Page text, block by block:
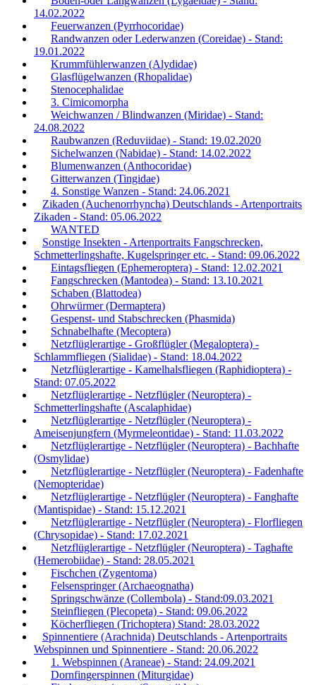
14.02.2022
Feuerwanzen (Pyrrhocoridae)
Randwanzen oder Lederwanzen (Coreidae) - Stand:
19.01.2022
Krummfühlerwanzen (Alydidae)
Glasflügelwanzen (Rhopalidae)
Stenocephalidae
3. Cimicomorpha
Weichwanzen / Blindwanzen (Miridae) - Stand:
24.08.2022
Raubwanzen (Reduviidae) - Stand: 19.02.2020
Sichelwanzen (Nabidae) - Stand: 14.02.2022
Blumenwanzen (Anthocoridae)
Gitterwanzen (Tingidae)
4. Sonstige Wanzen - Stand: 24.06.2021
Zikaden (Auchenorrhyncha) Deutschlands - Artenportraits
Zikaden - Stand: 05.06.2022
WANTED
Sonstige Insekten - Artenportraits Fangschrecken,
Schmetterlingshafte, Kugelspringer etc. - Stand: 09.06.2022
Eintagsfliegen (Ephemeroptera) - Stand: 12.02.2021
Fangschrecken (Mantodea) - Stand: 13.10.2021
Schaben (Blattodea)
Ohrwürmer (Dermaptera)
Gespenst- und Stabschrecken (Phasmida)
Schnabelhafte (Mecoptera)
Netzflüglerartige - Großflügler (Megaloptera) -
Schlammfliegen (Sialidae) - Stand: 18.04.2022
Netzflüglerartige - Kamelhalsfliegen (Raphidioptera) -
Stand: 07.05.2022
Netzflüglerartige - Netzflügler (Neuroptera) -
Schmetterlingshafte (Ascalaphidae)
Netzflüglerartige - Netzflügler (Neuroptera) -
Ameisenjungfern (Myrmeleontidae) - Stand: 11.03.2022
Netzflüglerartige - Netzflügler (Neuroptera) - Bachhafte
(Osmylidae)
Netzflüglerartige - Netzflügler (Neuroptera) - Fadenhafte
(Nemopteridae)
Netzflüglerartige - Netzflügler (Neuroptera) - Fanghafte
(Mantispidae) - Stand: 15.12.2021
Netzflüglerartige - Netzflügler (Neuroptera) - Florfliegen
(Chrysopidae) - Stand: 17.02.2021
Netzflüglerartige - Netzflügler (Neuroptera) - Taghafte
(Hemerobiidae) - Stand: 28.05.2021
Fischchen (Zygentoma)
Felsenspringer (Archaeognatha)
Springschwänze (Collembola) - Stand:09.03.2021
Steinfliegen (Plecopeta) - Stand: 09.06.2022
Köcherfliegen (Trichoptera) Stand: 28.03.2022
Spinnentiere (Arachnida) Deutschlands - Artenportraits
Webspinnen und Spinnentiere - Stand: 20.06.2022
1. Webspinnen (Araneae) - Stand: 24.09.2021
Dornfingerspinnen (Miturgidae)